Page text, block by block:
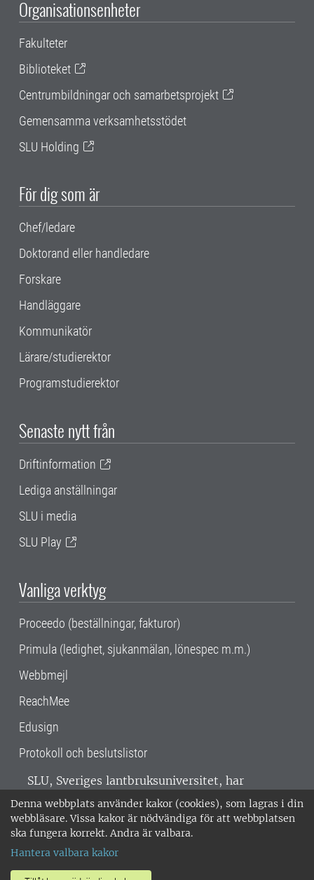
Denna webbplats använder kakor (cookies), som lagras i din
webbläsare. Vissa kakor är nödvändiga för att webbplatsen
ska fungera korrekt. Andra är valbara.
Hantera valbara kakor
Organisationsenheter
Fakulteter
Biblioteket
Centrumbildningar och samarbetsprojekt
Gemensamma verksamhetsstödet
SLU Holding
För dig som är
Chef/ledare
Doktorand eller handledare
Forskare
Handläggare
Kommunikatör
Lärare/studierektor
Programstudierektor
Senaste nytt från
Driftinformation
Lediga anställningar
SLU i media
SLU Play
Vanliga verktyg
Proceedo (beställningar, fakturor)
Primula (ledighet, sjukanmälan, lönespec m.m.)
Webbmejl
ReachMee
Edusign
Protokoll och beslutslistor
SLU, Sveriges lantbruksuniversitet, har
verksamhet över hela Sverige. Huvudorter är
Alnarp, Uppsala och Umeå.SLU är
miljöcertifierat enligt ISO 14001. •
018-67 10 00 • Org nr: 202100-2817 •